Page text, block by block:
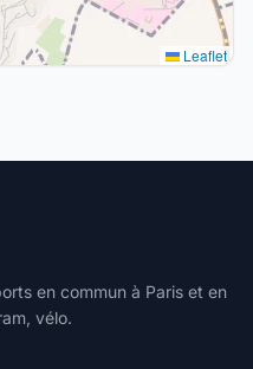
Leaflet
en commun à Paris et en
vélo.